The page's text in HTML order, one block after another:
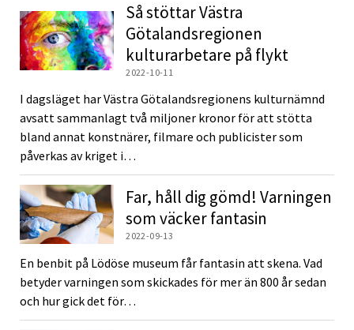
Så stöttar Västra
Götalandsregionen
kulturarbetare på flykt
2022-10-11
I dagsläget har Västra Götalandsregionens kulturnämnd
avsatt sammanlagt två miljoner kronor för att stötta
bland annat konstnärer, filmare och publicister som
påverkas av kriget i…
Far, håll dig gömd! Varningen
som väcker fantasin
2022-09-13
En benbit på Lödöse museum får fantasin att skena. Vad
betyder varningen som skickades för mer än 800 år sedan
och hur gick det för…